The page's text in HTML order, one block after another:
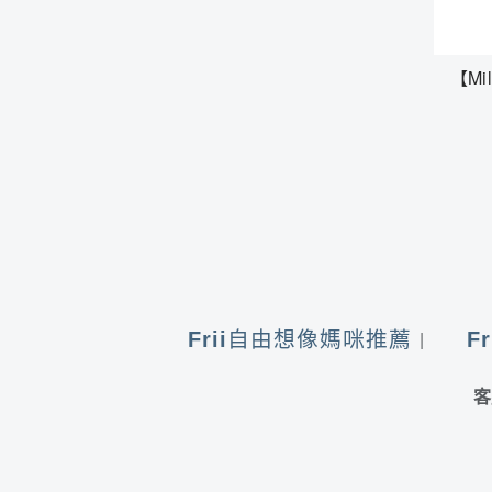
【
Frii自由想像媽咪推薦